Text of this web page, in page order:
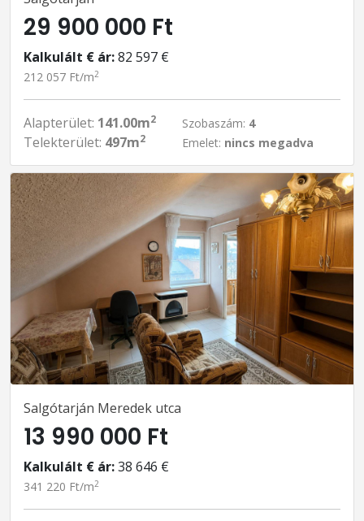
29 900 000 Ft
Kalkulált € ár:82 597 €
212 057 Ft/m2
Alapterület: 141.00m2
Telekterület: 497m2
Szobaszám: 4
Emelet: nincs megadva
Salgótarján Meredek utca
13 990 000 Ft
Kalkulált € ár:38 646 €
341 220 Ft/m2